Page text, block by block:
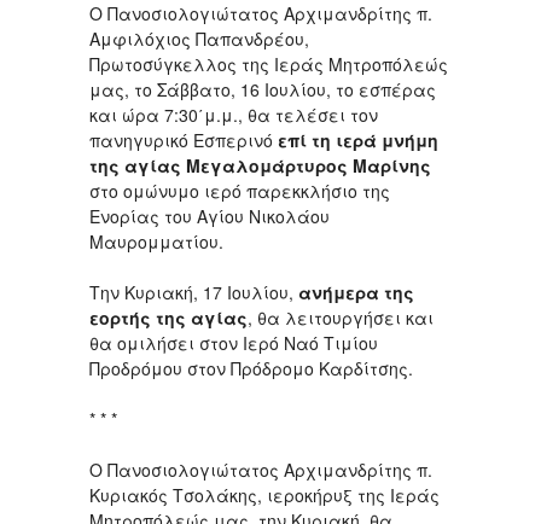
Ο Πανοσιολογιώτατος Αρχιμανδρίτης π.
Αμφιλόχιος Παπανδρέου,
Πρωτοσύγκελλος της Ιεράς Μητροπόλεώς
μας, το Σάββατο, 16 Ιουλίου, το εσπέρας
και ώρα 7:30΄μ.μ., θα τελέσει τον
πανηγυρικό Εσπερινό επί τη ιερά μνήμη
της αγίας Μεγαλομάρτυρος Μαρίνης
στο ομώνυμο ιερό παρεκκλήσιο της
Ενορίας του Αγίου Νικολάου
Μαυρομματίου.
Την Κυριακή, 17 Ιουλίου, ανήμερα της
εορτής της αγίας, θα λειτουργήσει και
θα ομιλήσει στον Ιερό Ναό Τιμίου
Προδρόμου στον Πρόδρομο Καρδίτσης.
* * *
Ο Πανοσιολογιώτατος Αρχιμανδρίτης π.
Κυριακός Τσολάκης, ιεροκήρυξ της Ιεράς